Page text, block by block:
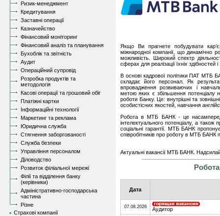
Ризик-менеджмент
Кредитування
Заставні операції
Казначейство
Фінансовий моніторинг
Фінансовий аналіз та планування
Бухоблік та звітність
Аудит
Операційний супровід
Розробка продуктів та
методологія
Касові операції та грошовий обіг
Платіжні картки
Інформаційні технології
Маркетинг та реклама
Юридична служба
Стягнення заборгованості
Служба безпеки
Управління персоналом
Діловодство
Розвиток філіальної мережі
Філії та відділення банку
(керівники)
Адміністративно-господарська
частина
Різне
Страхові компанії
Якщо Ви прагнете побудувати
міжнародної компанії, що
можливість. Широкий спектр
сферах для реалізації їхніх здібностей
В основі кадрової політики ПАТ МТБ
складає його персонал. Як
впровадження розвиваючих і
метою яких є збільшення потенціалу
роботи Банку. Це: внутрішні та
особистісних якостей, навчання
Робота в МТБ БАНК - це насамперед
інтелектуального потенціалу, а також
соціальні гарантії. МТБ БАНК
співробітників про роботу в МТБ БАНК
Актуальні вакансії МТБ БАНК.
Дата
07.08.2026 Аудитор